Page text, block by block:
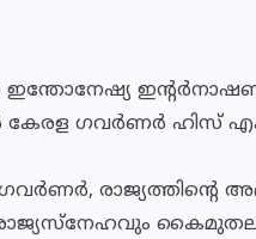
ഇന്തോനേഷ്യ
കേരള ഗവര്‍ണര്‍ ഹിസ്
രാജ്യത്തിന്റെ